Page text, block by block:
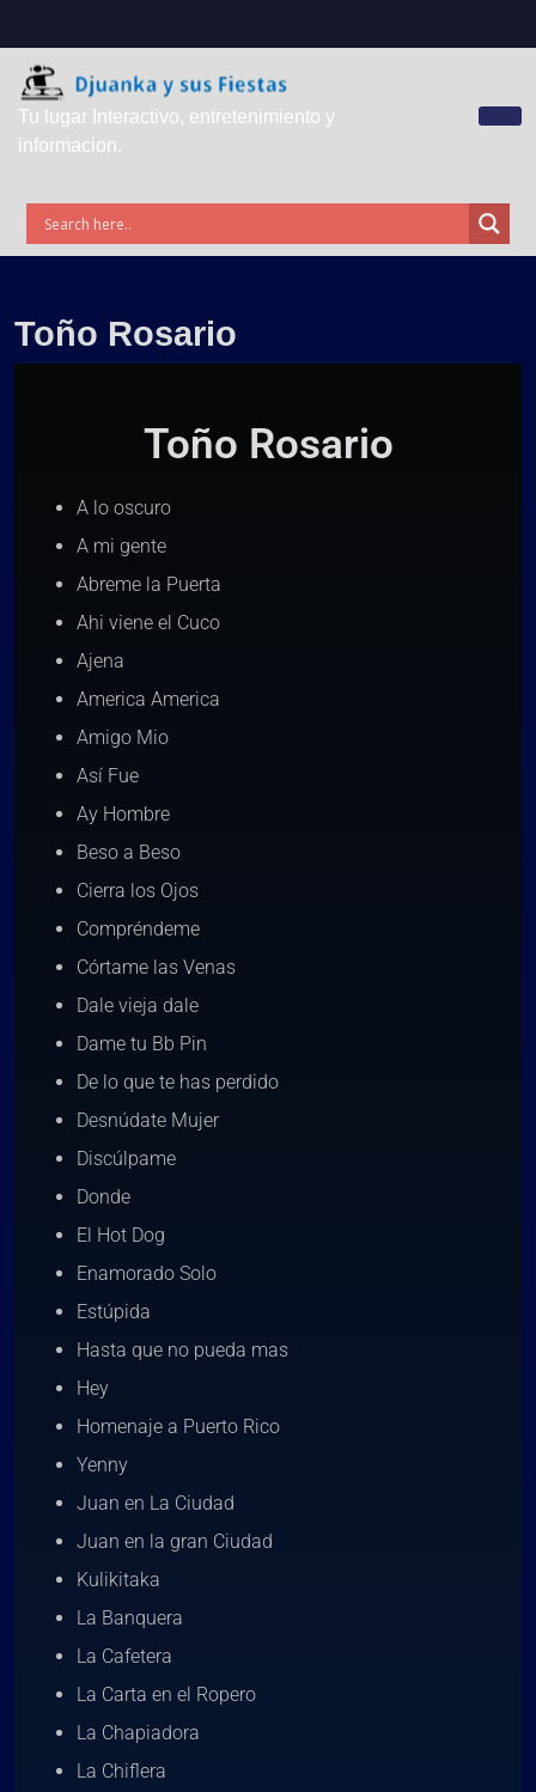
Tu lugar Interactivo, entretenimiento y
informacion.
Toño Rosario
Toño Rosario
A lo oscuro
A mi gente
Abreme la Puerta
Ahi viene el Cuco
Ajena
America America
Amigo Mio
Así Fue
Ay Hombre
Beso a Beso
Cierra los Ojos
Compréndeme
Córtame las Venas
Dale vieja dale
Dame tu Bb Pin
De lo que te has perdido
Desnúdate Mujer
Discúlpame
Donde
El Hot Dog
Enamorado Solo
Estúpida
Hasta que no pueda mas
Hey
Homenaje a Puerto Rico
Yenny
Juan en La Ciudad
Juan en la gran Ciudad
Kulikitaka
La Banquera
La Cafetera
La Carta en el Ropero
La Chapiadora
La Chiflera